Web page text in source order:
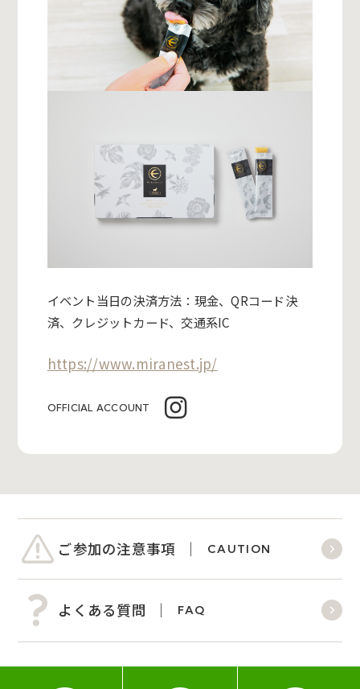
イベント当日の決済方法：現金、QRコード決
済、クレジットカード、交通系IC
https://www.miranest.jp/
OFFICIAL ACCOUNT
ご参加の注意事項 CAUTION
よくある質問 FAQ